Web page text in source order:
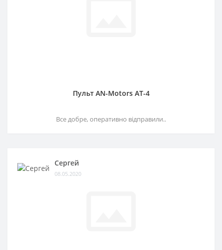
Пульт AN-Motors AT-4
Все добре, оперативно відправили..
Сергей
08.05.2020